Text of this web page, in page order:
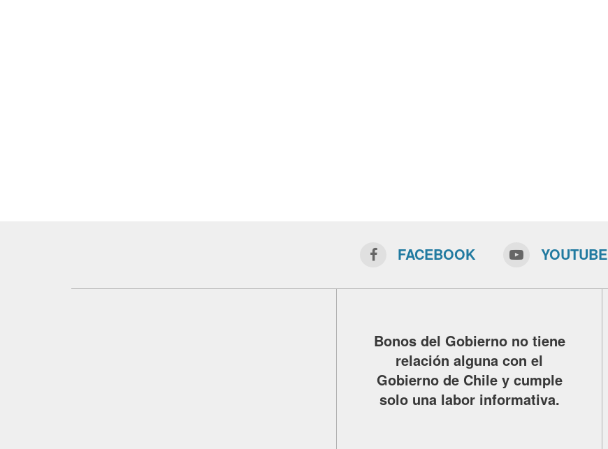
FACEBOOK YOUTUBE
Bonos del Gobierno no tiene
relación alguna con el
Gobierno de Chile y cumple
solo una labor informativa.